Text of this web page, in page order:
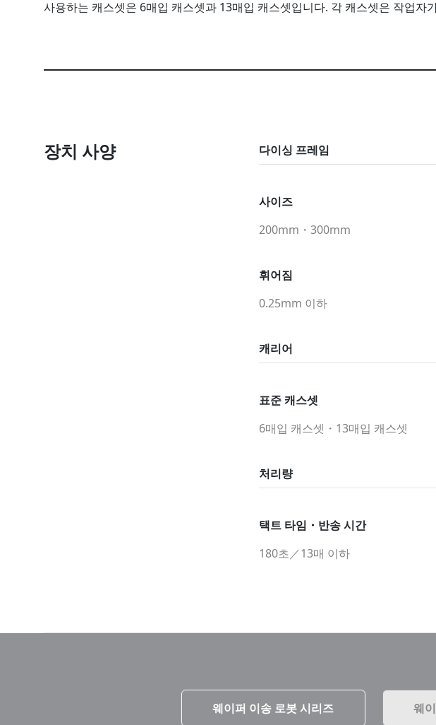
사용하는 캐스셋은 6매입 캐스셋과 13매입 캐스셋입니다. 각 캐스셋은 작업자
장치 사양 다이싱 프레임
사이즈
200mm・300mm
휘어짐
0.25mm 이하
캐리어
표준 캐스셋
6매입 캐스셋・13매입 캐스셋
처리량
택트 타임・반송 시간
180초／13매 이하
웨이퍼 이송 로봇 시리즈 웨